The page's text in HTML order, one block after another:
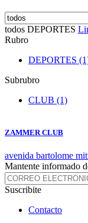
todos DEPORTES
Rubro
DEPORTES
Subrubro
CLUB (1)
ZAMMER CLUB
avenida bartolome
Mantente informado
Suscribite
Contacto